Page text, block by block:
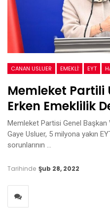
CANAN USLUER EMEKLİ EYT
Memleket Partili
Erken Emeklilik
Memleket Partisi Genel
Gaye Usluer, 5 milyona yakın
sorunlarının …
Tarihinde Şub 28, 2022